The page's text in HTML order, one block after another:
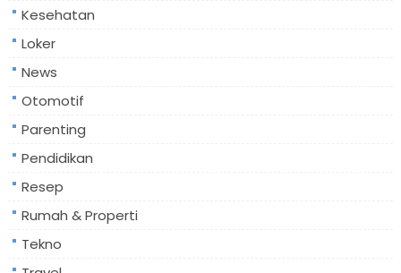
Kesehatan
Loker
News
Otomotif
Parenting
Pendidikan
Resep
Rumah & Properti
Tekno